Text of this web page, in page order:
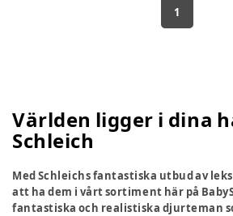
1
Världen ligger i dina
Schleich
Med Schleichs fantastiska utbud av
att ha dem i vårt sortiment här på
fantastiska och realistiska djurteman